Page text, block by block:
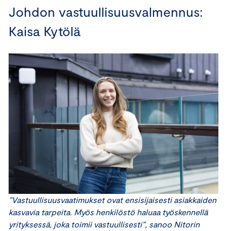
Johdon vastuullisuusvalmennus:
Kaisa Kytölä
”Vastuullisuusvaatimukset ovat ensisijaisesti asiakkaiden
kasvavia tarpeita. Myös henkilöstö haluaa työskennellä
yrityksessä, joka toimii vastuullisesti”, sanoo Nitorin